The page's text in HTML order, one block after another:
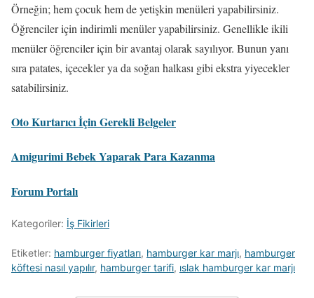
Örneğin; hem çocuk hem de yetişkin menüleri yapabilirsiniz.
Öğrenciler için indirimli menüler yapabilirsiniz. Genellikle ikili
menüler öğrenciler için bir avantaj olarak sayılıyor. Bunun yanı
sıra patates, içecekler ya da soğan halkası gibi ekstra yiyecekler
satabilirsiniz.
Oto Kurtarıcı İçin Gerekli Belgeler
Amigurimi Bebek Yaparak Para Kazanma
Forum Portalı
Kategoriler: İş Fikirleri
Etiketler: hamburger fiyatları, hamburger kar marjı, hamburger
köftesi nasıl yapılır, hamburger tarifi, ıslak hamburger kar marjı